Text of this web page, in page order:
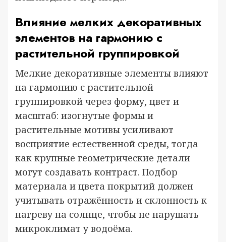
Влияние мелких декоративных
элементов на гармонию с
растительной группировкой
Мелкие декоративные элементы влияют
на гармонию с растительной
группировкой через форму, цвет и
масштаб: изогнутые формы и
растительные мотивы усиливают
восприятие естественной среды, тогда
как крупные геометрические детали
могут создавать контраст. Подбор
материала и цвета покрытий должен
учитывать отражённость и склонность к
нагреву на солнце, чтобы не нарушать
микроклимат у водоёма.